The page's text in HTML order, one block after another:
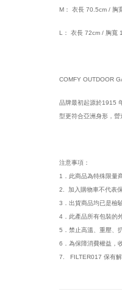
M： 衣長 70.5cm / 胸
L： 衣長 72cm / 胸寬
COMFY OUTDOOR
品牌最初起源於1915
型更符合亞洲身形，營
注意事項：
1．此商品為特殊限量
2. 加入購物車不代表
3．出貨商品均已是檢
4．此產品所有包裝的
5．禁止高溫、重壓、
6．為保障消費權益，
7. FILTER017 保有解